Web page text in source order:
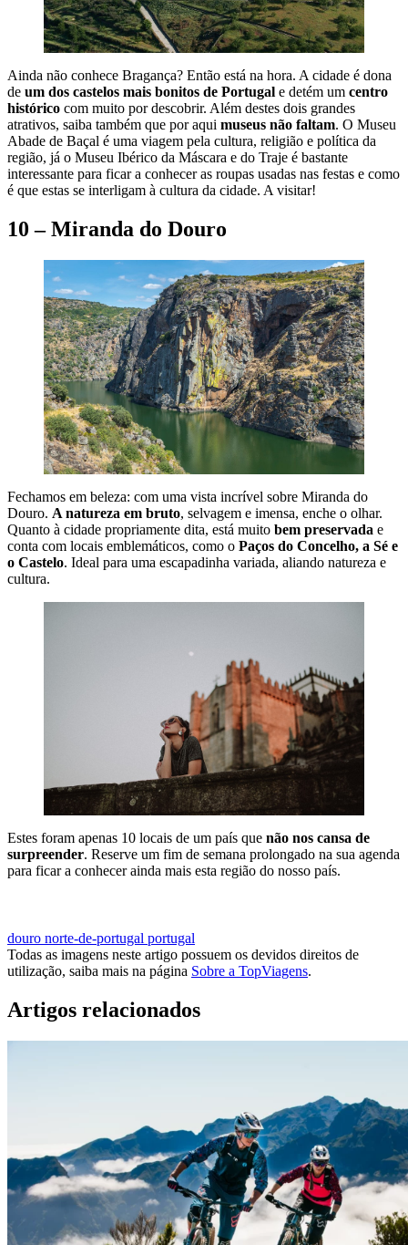
Ainda não conhece Bragança? Então está na hora. A cidade é dona
de um dos castelos mais bonitos de Portugal e detém um centro
histórico com muito por descobrir. Além destes dois grandes
atrativos, saiba também que por aqui museus não faltam. O Museu
Abade de Baçal é uma viagem pela cultura, religião e política da
região, já o Museu Ibérico da Máscara e do Traje é bastante
interessante para ficar a conhecer as roupas usadas nas festas e como
é que estas se interligam à cultura da cidade. A visitar!
10 – Miranda do Douro
Fechamos em beleza: com uma vista incrível sobre Miranda do
Douro. A natureza em bruto, selvagem e imensa, enche o olhar.
Quanto à cidade propriamente dita, está muito bem preservada e
conta com locais emblemáticos, como o Paços do Concelho, a Sé e
o Castelo. Ideal para uma escapadinha variada, aliando natureza e
cultura.
Estes foram apenas 10 locais de um país que não nos cansa de
surpreender. Reserve um fim de semana prolongado na sua agenda
para ficar a conhecer ainda mais esta região do nosso país.
douro norte-de-portugal portugal
Todas as imagens neste artigo possuem os devidos direitos de
utilização, saiba mais na página Sobre a TopViagens.
Artigos relacionados